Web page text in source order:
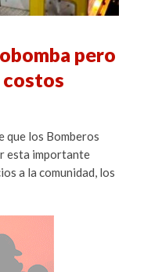
pero
costos
que los Bomberos
esta importante
a la comunidad, los